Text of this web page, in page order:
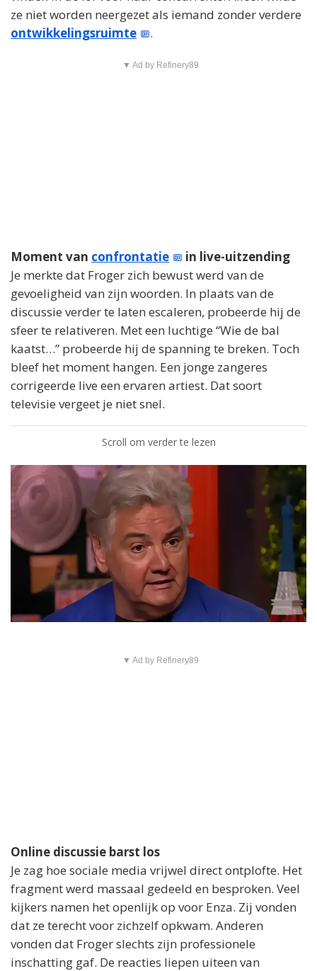
ze niet worden neergezet als iemand zonder verdere
ontwikkelingsruimte
.
▼ Ad by Refinery89
Moment van confrontatie
in live-uitzending
Je merkte dat Froger zich bewust werd van de
gevoeligheid van zijn woorden. In plaats van de
discussie verder te laten escaleren, probeerde hij de
sfeer te relativeren. Met een luchtige “Wie de bal
kaatst…” probeerde hij de spanning te breken. Toch
bleef het moment hangen. Een jonge zangeres
corrigeerde live een ervaren artiest. Dat soort
televisie vergeet je niet snel.
Scroll om verder te lezen
▼ Ad by Refinery89
Online discussie barst los
Je zag hoe sociale media vrijwel direct ontplofte. Het
fragment werd massaal gedeeld en besproken. Veel
kijkers namen het openlijk op voor Enza. Zij vonden
dat ze terecht voor zichzelf opkwam. Anderen
vonden dat Froger slechts zijn professionele
inschatting gaf. De reacties liepen uiteen van